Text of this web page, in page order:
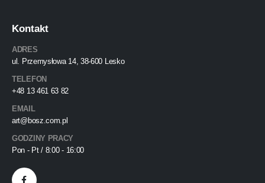
Kontakt
ADRES
ul. Przemysłowa 14, 38-600 Lesko
TELEFON
+48 13 461 63 82
EMAIL
art@bosz.com.pl
GODZINY PRACY
Pon - Pt / 8:00 - 16:00